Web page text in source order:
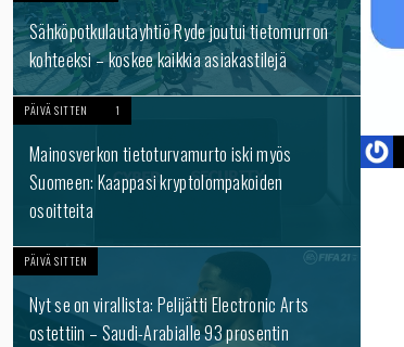
Sähköpotkulautayhtiö Ryde joutui tietomurron
kohteeksi – koskee kaikkia asiakastilejä
PÄIVÄ SITTEN 1
Mainosverkon tietoturvamurto iski myös
Suomeen: Kaappasi kryptolompakoiden
osoitteita
PÄIVÄ SITTEN
Nyt se on virallista: Pelijätti Electronic Arts
ostettiin – Saudi-Arabialle 93 prosentin